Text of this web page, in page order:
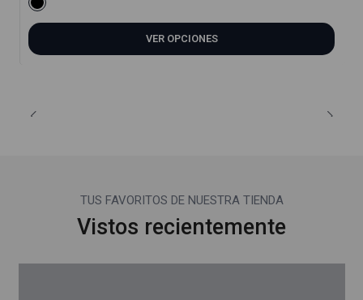
VER OPCIONES
TUS FAVORITOS DE NUESTRA TIENDA
Vistos recientemente